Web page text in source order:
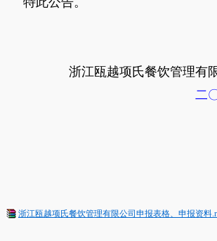
浙江瓯越项氏餐饮管理有
二
浙江瓯越项氏餐饮管理有限公司申报表格、申报资料